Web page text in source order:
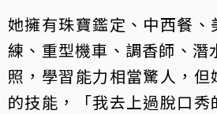
她擁有珠寶鑑定、中西餐、
練、重型機車、調香師、潛
照，學習能力相當驚人，
的技能，「我去上過脫口